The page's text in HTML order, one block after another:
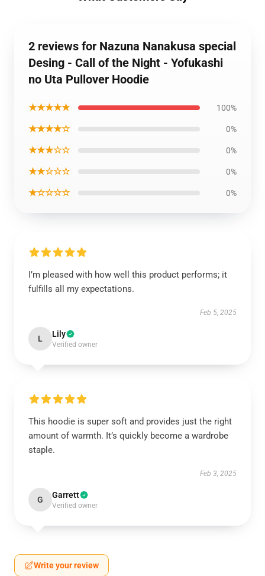
2 reviews for Nazuna Nanakusa special
Desing - Call of the Night - Yofukashi
no Uta Pullover Hoodie
★★★★★ 100%
★★★★☆ 0%
★★★☆☆ 0%
★★☆☆☆ 0%
★☆☆☆☆ 0%
I’m pleased with how well this product performs; it
fulfills all my expectations.
Feb 5, 2025
L Lily
Verified owner
This hoodie is super soft and provides just the right
amount of warmth. It’s quickly become a wardrobe
staple.
Feb 3, 2025
G Garrett
Verified owner
Write your review